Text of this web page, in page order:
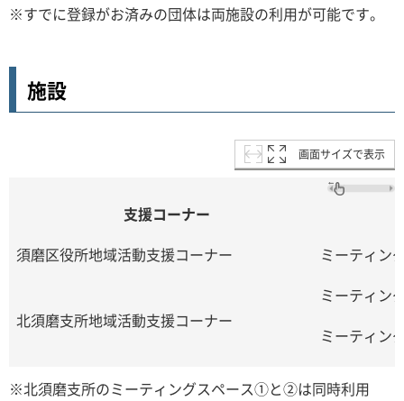
※すでに登録がお済みの団体は両施設の利用が可能です。
施設
画面サイズで表示
支援コーナー
須磨区役所地域活動支援コーナー
ミーティン
北須磨支所地域活動支援コーナー
ミーティン
ミーティン
※北須磨支所のミーティングスペース①と②は同時利用